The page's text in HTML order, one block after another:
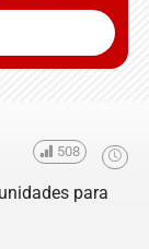
508